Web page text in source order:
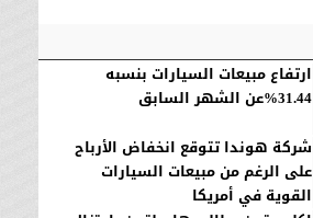
ارتفاع مبيعات السيارات بنسبه
31.44%عن الشهر السابق
شركة هوندا تتوقع انخفاض الأرباح
على الرغم من مبيعات السيارات
القوية في أمريكا